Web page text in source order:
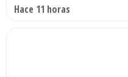
Hace 11 horas